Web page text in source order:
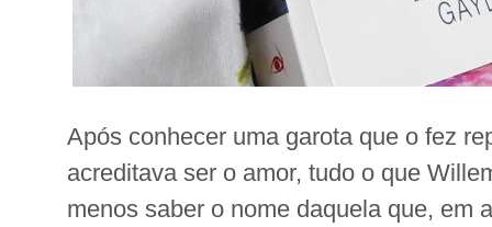
Após conhecer uma garota que o fez
acreditava ser o amor, tudo o que
menos saber o nome daquela que, em